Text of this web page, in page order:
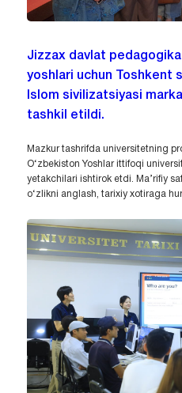
Jizzax davlat
yoshlari uchun Toshkent
Islom sivilizatsiyasi
tashkil etildi.
Mazkur tashrifda universitetning
O‘zbekiston Yoshlar ittifoqi
yetakchilari ishtirok etdi. Ma’rifiy
o‘zlikni anglash, tarixiy xotiraga